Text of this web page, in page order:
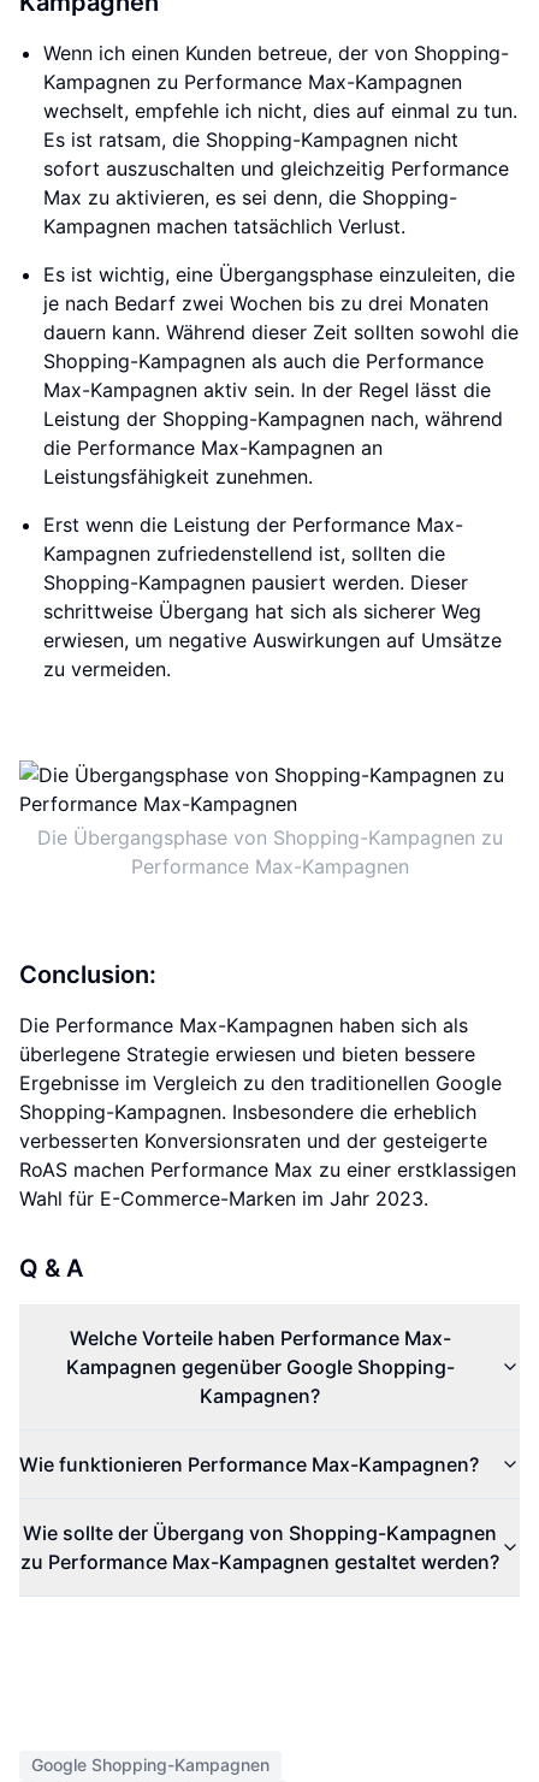
Wenn ich einen Kunden betreue, der von Shopping-
Kampagnen zu Performance Max-Kampagnen
wechselt, empfehle ich nicht, dies auf einmal zu tun.
Es ist ratsam, die Shopping-Kampagnen nicht
sofort auszuschalten und gleichzeitig Performance
Max zu aktivieren, es sei denn, die Shopping-
Kampagnen machen tatsächlich Verlust.
Es ist wichtig, eine Übergangsphase einzuleiten, die
je nach Bedarf zwei Wochen bis zu drei Monaten
dauern kann. Während dieser Zeit sollten sowohl die
Shopping-Kampagnen als auch die Performance
Max-Kampagnen aktiv sein. In der Regel lässt die
Leistung der Shopping-Kampagnen nach, während
die Performance Max-Kampagnen an
Leistungsfähigkeit zunehmen.
Erst wenn die Leistung der Performance Max-
Kampagnen zufriedenstellend ist, sollten die
Shopping-Kampagnen pausiert werden. Dieser
schrittweise Übergang hat sich als sicherer Weg
erwiesen, um negative Auswirkungen auf Umsätze
zu vermeiden.
Die Übergangsphase von Shopping-Kampagnen zu
Performance Max-Kampagnen
Conclusion:
Die Performance Max-Kampagnen haben sich als
überlegene Strategie erwiesen und bieten bessere
Ergebnisse im Vergleich zu den traditionellen Google
Shopping-Kampagnen. Insbesondere die erheblich
verbesserten Konversionsraten und der gesteigerte
RoAS machen Performance Max zu einer erstklassigen
Wahl für E-Commerce-Marken im Jahr 2023.
Q & A
Welche Vorteile haben Performance Max-
Kampagnen gegenüber Google Shopping-
Kampagnen?
Wie funktionieren Performance Max-Kampagnen?
Wie sollte der Übergang von Shopping-Kampagnen
zu Performance Max-Kampagnen gestaltet werden?
Google Shopping-Kampagnen